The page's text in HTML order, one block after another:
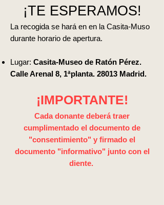
¡TE ESPERAMOS!
La recogida se hará en en la Casita-Muso
durante horario de apertura.
Lugar: Casita-Museo de Ratón Pérez.
Calle Arenal 8, 1ªplanta. 28013 Madrid.
¡IMPORTANTE!
Cada donante deberá traer
cumplimentado el documento de
"consentimiento" y firmado el
documento "informativo" junto con el
diente.